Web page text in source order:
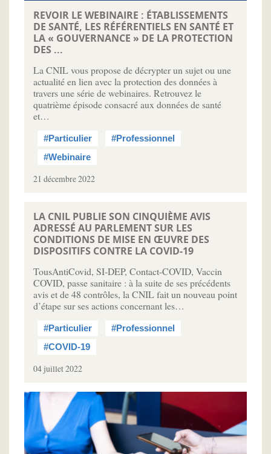
REVOIR LE WEBINAIRE : ÉTABLISSEMENTS
DE SANTÉ, LES RÉFÉRENTIELS EN SANTÉ ET
LA « GOUVERNANCE » DE LA PROTECTION
DES ...
La CNIL vous propose de décrypter un sujet ou une
actualité en lien avec la protection des données à
travers une série de webinaires. Retrouvez le
quatrième épisode consacré aux données de santé
et…
#Particulier
#Professionnel
#Webinaire
21 décembre 2022
LA CNIL PUBLIE SON CINQUIÈME AVIS
ADRESSÉ AU PARLEMENT SUR LES
CONDITIONS DE MISE EN ŒUVRE DES
DISPOSITIFS CONTRE LA COVID-19
TousAntiCovid, SI-DEP, Contact-COVID, Vaccin
COVID, passe sanitaire : à la suite de ses précédents
avis et de 48 contrôles, la CNIL fait un nouveau point
d’étape sur ses actions concernant les…
#Particulier
#Professionnel
#COVID-19
04 juillet 2022